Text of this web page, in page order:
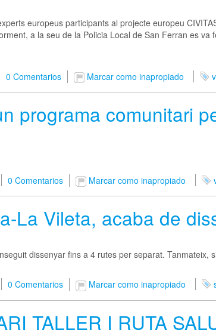
europeus participants al projecte europeu
a la seu de la Policia Local de San Ferran es
0 Comentarios Marcar como inapropiado
programa comunitari
0 Comentarios Marcar como inapropiado
La Vileta, acaba de
dissenyar fins a 4 rutes per separat.
0 Comentarios Marcar como inapropiado
TALLER I RUTA